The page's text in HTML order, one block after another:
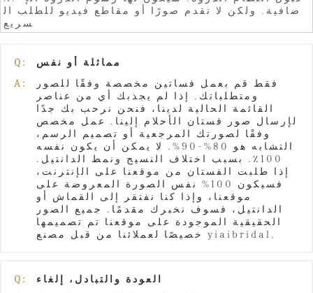
ضافية. ولكن لا تقدم صورًا أو مقاطع فيديو للطلب ال
سريع
Q:
A:
فقط قم بعمل فساتين مخصصة وفقًا للصور
ومتطلباتك. إذا لم يجذبك أي من عناصر
القائمة الحالية لدينا، فنحن نرحب بك جدًا
لإرسال صور فستان الأحلام إلينا. عمل مخصص
وفقًا لصورتك المرجعية أو تصميم الرسم،
التشابه هو 80%-90%. لا يمكن أن يكون نفسه
100٪. بسبب اختلاف النسيج ونمط الدانتيل.
إذا طلبت الفستان من موقعنا على الإنترنت،
فسيكون 100% نفس الصورة المعروضة على
موقعنا، وإذا كنا نفتقر إلى القماش أو
الدانتيل، فسوف نخبرك مقدمًا. جميع الصور
الحقيقية الموجودة على موقعنا تم تصميمها
خصيصًا لعملائنا من قبل مصنع yiaibridal.
Q: